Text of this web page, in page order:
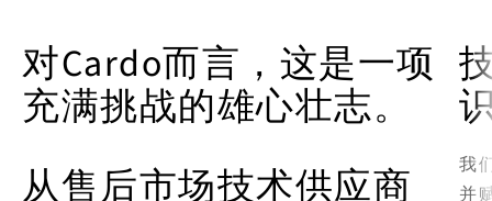
对Cardo而言，这是一项
充满挑战的雄心壮志。
从售后市场技术供应商
我
并